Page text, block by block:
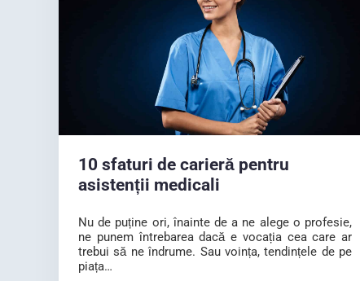
10 sfaturi de carieră pentru
asistenții medicali
Nu de puține ori, înainte de a ne alege o profesie,
ne punem întrebarea dacă e vocația cea care ar
trebui să ne îndrume. Sau voința, tendințele de pe
piața…